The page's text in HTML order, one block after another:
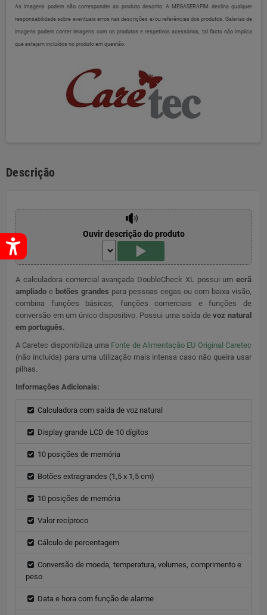
As imagens podem não corresponder ao produto descrito. A MEGASERAFIM declina qualquer
responsabilidade sobre eventuais erros nas descrições e/ou referências dos produtos. Galerias de
imagens podem conter imagens com os produtos e respetivos acessórios, tal facto não implica
que estejam incluídos no produto em questão.
Descrição
Ouvir descrição do produto
A calculadora comercial avançada DoubleCheck XL possui um ecrã
ampliado e botões grandes para pessoas cegas ou com baixa visão,
combina funções básicas, funções comerciais e funções de
conversão em um único dispositivo. Possui uma saída devoz natural
em português.
A Caretec disponibiliza uma Fonte de Alimentação EU Original Caretec
(não incluída) para uma utilização mais intensa caso não queira usar
pilhas.
Informações Adicionais:
Calculadora com saída de voz natural
Display grande LCD de 10 dígitos
10 posições de memória
Botões extragrandes (1,5 x 1,5 cm)
10 posições de memória
Valor recíproco
Cálculo de percentagem
Conversão de moeda, temperatura, volumes, comprimento e
peso
Data e hora com função de alarme